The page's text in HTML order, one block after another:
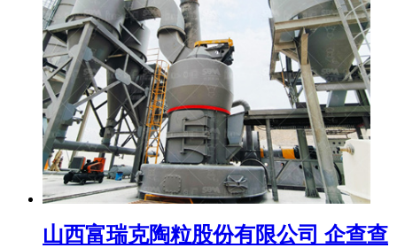
山西富瑞克陶粒股份有限公司 企查查